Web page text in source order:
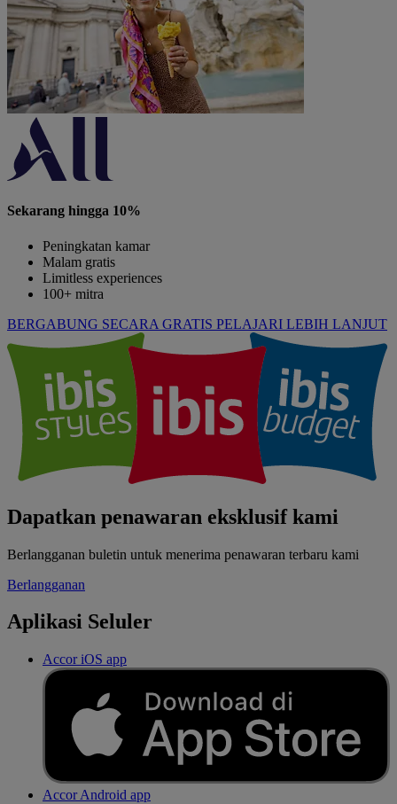
Sekarang hingga 10%
Peningkatan kamar
Malam gratis
Limitless experiences
100+ mitra
BERGABUNG SECARA GRATIS PELAJARI LEBIH LANJUT
Dapatkan penawaran eksklusif kami
Berlangganan buletin untuk menerima penawaran terbaru kami
Berlangganan
Aplikasi Seluler
Accor iOS app
Accor Android app